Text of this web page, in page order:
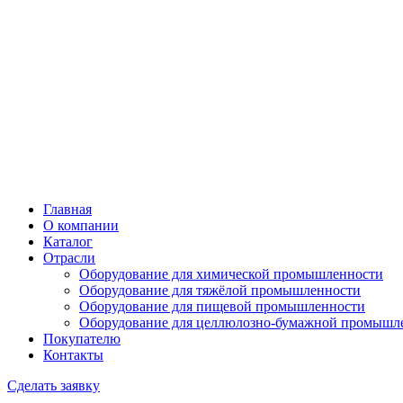
Главная
О компании
Каталог
Отрасли
Оборудование для химической промышленности
Оборудование для тяжёлой промышленности
Оборудование для пищевой промышленности
Оборудование для целлюлозно-бумажной
Покупателю
Контакты
Сделать заявку